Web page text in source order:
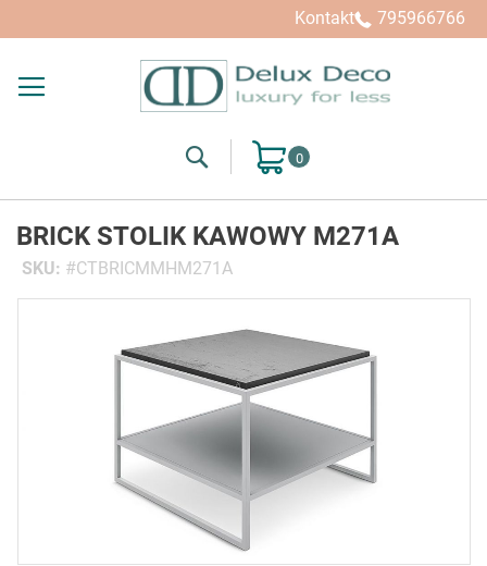
Kontakt 795966766
SearchMój koszyk
BRICK STOLIK KAWOWY M271A
SKU
CTBRICMMHM271A